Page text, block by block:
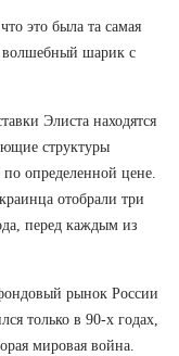
это была та самая
волшебный шарик с
Элиста находятся
структуры
определенной цене.
отобрали три
перед каждым из
рынок России
только в 90-х годах,
мировая война.